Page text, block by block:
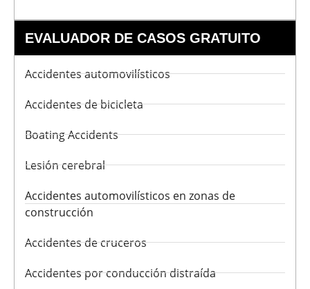
EVALUADOR DE CASOS GRATUITO
Accidentes automovilísticos
Accidentes de bicicleta
Boating Accidents
Lesión cerebral
Accidentes automovilísticos en zonas de
construcción
Accidentes de cruceros
Accidentes por conducción distraída